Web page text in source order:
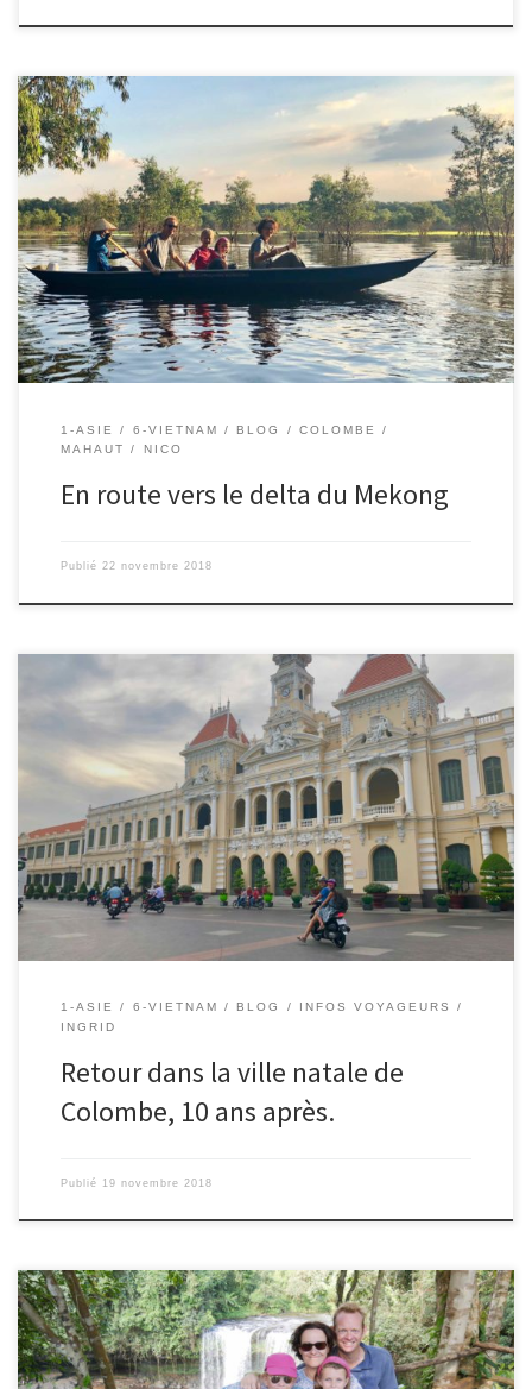
21/11/2018 – Nico. Après avoir bien profité de nos amis (merci
encore à eux pour leur accueil incroyable), nous repartons vers de
nouvelles aventures ! L’idée est d’aller visiter le delta du Mekong
pour montrer un autre visage du Vietnam, que nous avons tant
aimé, à Colombe et Mahaut. Dans […]
1-ASIE 6-VIETNAM BLOG
COLOMBE
MAHAUT
NICO
En route vers le delta du Mekong
Publié 22 novembre 2018
Le 19/11/2018 – Ingrid. Après un voyage passionnant dans le sud
du Laos, nous prenons un petit avion de la compagnie Laoairline (
60 €/pers ) pour gagner Ho Chi Minh ville, anciennement appelée
Saigon. C’est avec émotion que nous mettons le pied sur le sol
Vietnamien car nous […]
1-ASIE 6-VIETNAM BLOG
INFOS VOYAGEURS
INGRID
Retour dans la ville natale de
Colombe, 10 ans après.
Publié 19 novembre 2018
13/11/2018 – Colombe. Cher Laos , Je te quitte déjà Pour aller au